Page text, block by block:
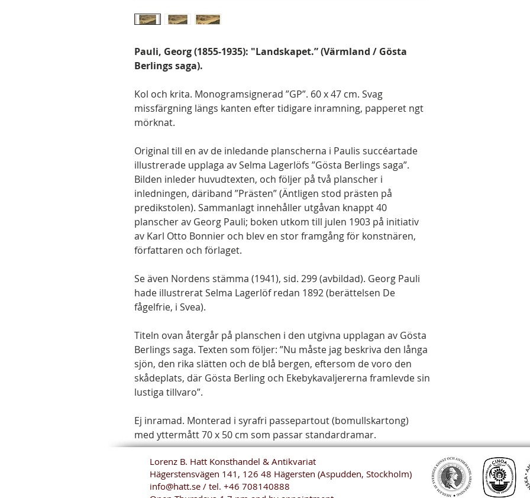
Pauli, Georg (1855-1935): "Landskapet.” (Värmland / Gösta
Berlings saga).
Kol och krita. Monogramsignerad ”GP”. 60 x 47 cm. Svag
missfärgning längs kanten efter tidigare inramning, papperet ngt
mörknat.
Original till en av de inledande planscherna i Paulis succéartade
illustrerade upplaga av Selma Lagerlöfs ”Gösta Berlings saga”.
Bilden inleder huvudtexten, och följer på två planscher i
inledningen, däriband ”Prästen” (Äntligen stod prästen på
predikstolen). Sammanlagt innehåller utgåvan knappt 40
planscher av Georg Pauli; boken utkom till julen 1903 på initiativ
av Karl Otto Bonnier och blev en stor framgång för konstnären,
författaren och förlaget.
Se även Nordens stämma (1941), sid. 299 (avbildad). Georg Pauli
hade illustrerat Selma Lagerlöf redan 1892 (berättelsen De
fågelfrie, i Svea).
Titeln ovan återgår på planschen i den utgivna upplagan av Gösta
Berlings saga. Texten som följer: ”Nu måste jag beskriva den långa
sjön, den rika slätten och de blå bergen, eftersom de voro den
skådeplats, där Gösta Berling och Ekebykavaljererna framlevde sin
lustiga tillvaro”.
Ej inramad. Monterad i syrafri passepartout (bomullskartong)
med yttermått 70 x 50 cm som passar standardramar.
Lorenz B. Hatt Konsthandel & Antikvariat
Hägerstensvägen 141, 126 48 Hägersten (Aspudden, Stockholm)
info@hatt.se / tel. +46 708140888